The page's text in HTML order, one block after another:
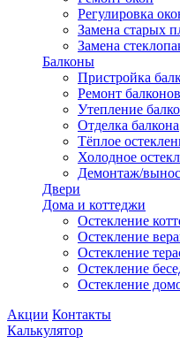
Регулировка
Замена старых
Замена
Балконы
Пристройка
Ремонт балконов
Утепление
Отделка балкона
Тёплое
Холодное
Демонтаж/
Двери
Дома и коттеджи
Остекление
Остекление
Остекление
Остекление
Остекление
Акции Контакты
Калькулятор